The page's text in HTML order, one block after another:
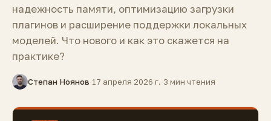
надежность памяти, оптимизацию загрузки
плагинов и расширение поддержки локальных
моделей. Что нового и как это скажется на
практике?
Степан Ноянов·17 апреля 2026 г.·3 мин чтения